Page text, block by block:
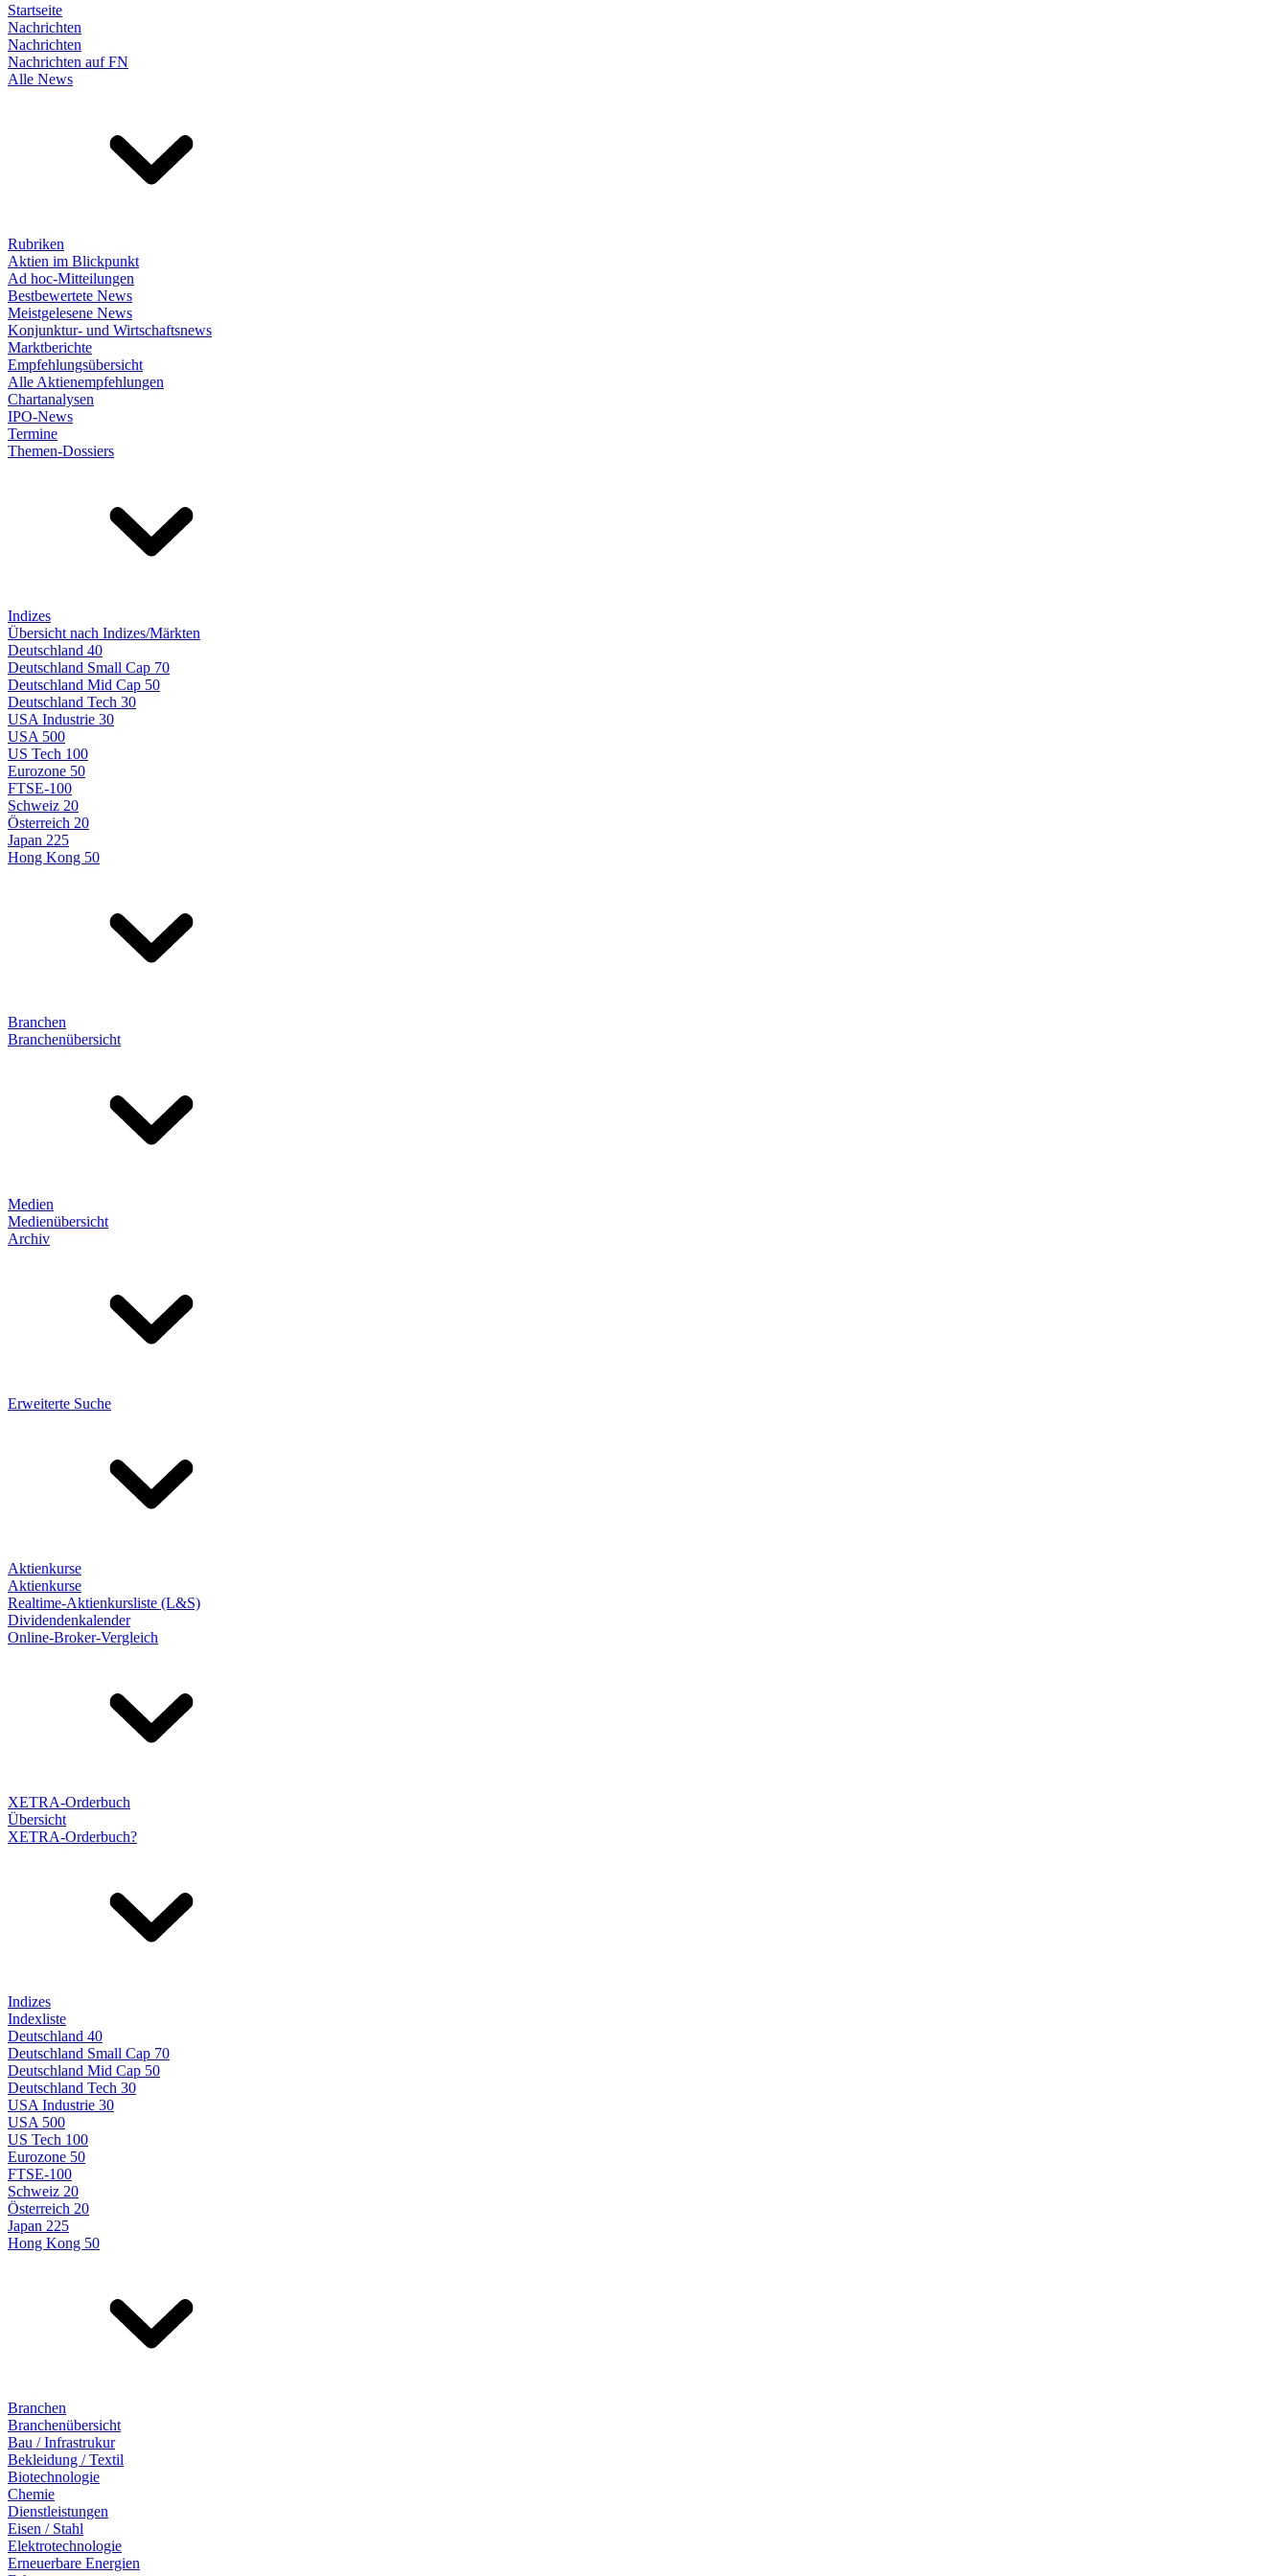
Startseite
Nachrichten
Nachrichten
Nachrichten auf FN
Alle News
Rubriken
Aktien im Blickpunkt
Ad hoc-Mitteilungen
Bestbewertete News
Meistgelesene News
Konjunktur- und Wirtschaftsnews
Marktberichte
Empfehlungsübersicht
Alle Aktienempfehlungen
Chartanalysen
IPO-News
Termine
Themen-Dossiers
Indizes
Übersicht nach Indizes/Märkten
Deutschland 40
Deutschland Small Cap 70
Deutschland Mid Cap 50
Deutschland Tech 30
USA Industrie 30
USA 500
US Tech 100
Eurozone 50
FTSE-100
Schweiz 20
Österreich 20
Japan 225
Hong Kong 50
Branchen
Branchenübersicht
Medien
Medienübersicht
Archiv
Erweiterte Suche
Aktienkurse
Aktienkurse
Realtime-Aktienkursliste (L&S)
Dividendenkalender
Online-Broker-Vergleich
XETRA-Orderbuch
Übersicht
XETRA-Orderbuch?
Indizes
Indexliste
Deutschland 40
Deutschland Small Cap 70
Deutschland Mid Cap 50
Deutschland Tech 30
USA Industrie 30
USA 500
US Tech 100
Eurozone 50
FTSE-100
Schweiz 20
Österreich 20
Japan 225
Hong Kong 50
Branchen
Branchenübersicht
Bau / Infrastrukur
Bekleidung / Textil
Biotechnologie
Chemie
Dienstleistungen
Eisen / Stahl
Elektrotechnologie
Erneuerbare Energien